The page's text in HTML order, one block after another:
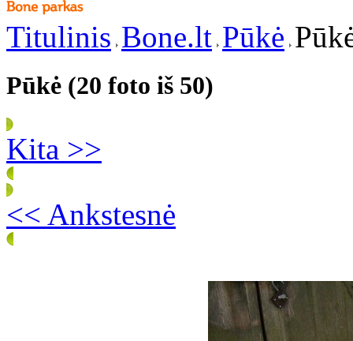
Titulinis Bone.lt Pūkė
Pūkė (20 foto iš 50)
Kita >>
<< Ankstesnė